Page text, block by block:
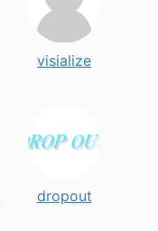
visialize
dropout